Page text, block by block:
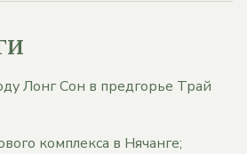
Лонг Сон в предгорье Трай
комплекса в Нячанге;